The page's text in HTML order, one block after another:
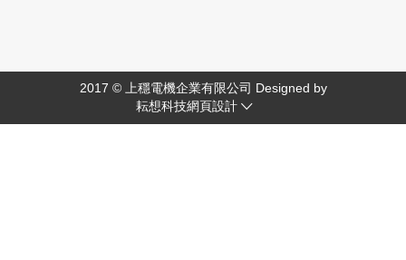
2017 © 上穩電機企業有限公司 Designed by
耘想科技網頁設計